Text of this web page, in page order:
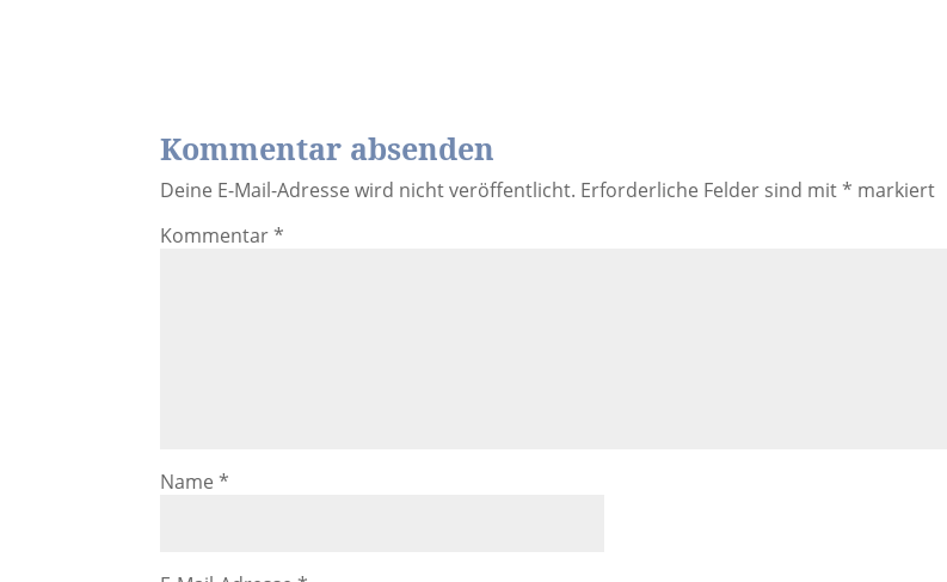
Kommentar absenden
Deine E-Mail-Adresse wird nicht veröffentlicht. Erforderliche Felder sind mit* markiert
Kommentar*
Name*